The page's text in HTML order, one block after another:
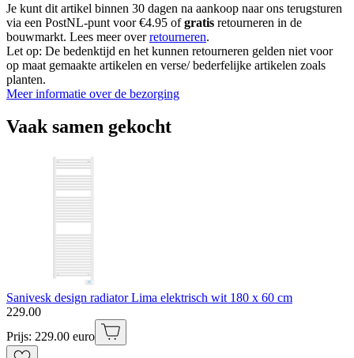
Je kunt dit artikel binnen 30 dagen na aankoop naar ons terugsturen
via een PostNL-punt voor €4.95 ofgratis retourneren in de
bouwmarkt. Lees meer overretourneren.
Let op: De bedenktijd en het kunnen retourneren gelden niet voor
op maat gemaakte artikelen en verse/ bederfelijke artikelen zoals
planten.
Meer informatie over de bezorging
Vaak samen gekocht
Sanivesk design radiator Lima elektrisch wit 180 x 60 cm
229.00
Prijs: 229.00 euro